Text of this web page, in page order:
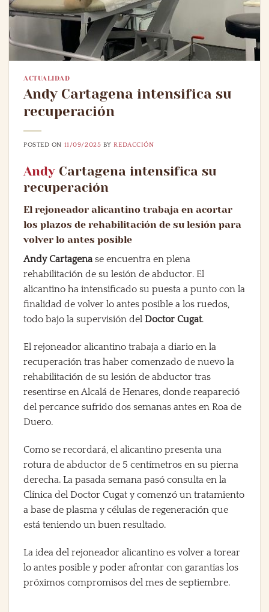
ACTUALIDAD
Andy Cartagena intensifica su
recuperación
POSTED ON 11/09/2025 BYREDACCIÓN
Andy Cartagena intensifica su
recuperación
El rejoneador alicantino trabaja en acortar
los plazos de rehabilitación de su lesión para
volver lo antes posible
Andy Cartagenase encuentra en plena
rehabilitación de su lesión de abductor. El
alicantino ha intensificado su puesta a punto con la
finalidad de volver lo antes posible a los ruedos,
todo bajo la supervisión del Doctor Cugat.
El rejoneador alicantino trabaja a diario en la
recuperación tras haber comenzado de nuevo la
rehabilitación de su lesión de abductor tras
resentirse en Alcalá de Henares, donde reapareció
del percance sufrido dos semanas antes en Roa de
Duero.
Como se recordará, el alicantino presenta una
rotura de abductor de 5 centímetros en su pierna
derecha. La pasada semana pasó consulta en la
Clínica del Doctor Cugat y comenzó un tratamiento
a base de plasma y células de regeneración que
está teniendo un buen resultado.
La idea del rejoneador alicantino es volver a torear
lo antes posible y poder afrontar con garantías los
próximos compromisos del mes de septiembre.